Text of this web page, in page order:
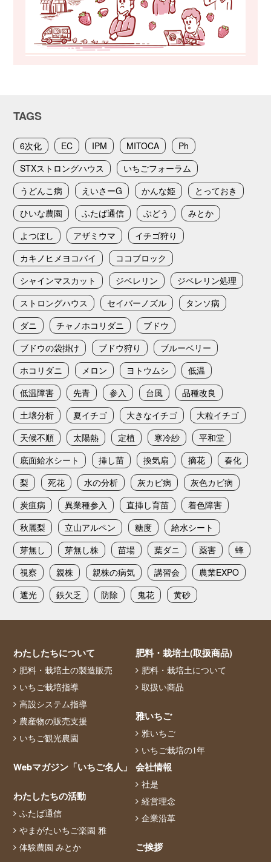
TAGS
6次化 EC IPM MITOCA
Ph
STXストロングハウス
いちごフォーラム
うどんこ病
えいさーG かんな姫
とっておき
ひいな農園
ふたば通信 ぶどう
みとか
よつぼし
アザミウマ
イチゴ狩り
カキノヒメヨコバイ
ココブロック
シャインマスカット
ジベレリン
ジベレリン処理
ストロングハウス
セイバーノズル
タンソ病
ダニ
チャノホコリダニ
ブドウ
ブドウの袋掛け
ブドウ狩り
ブルーベリー
ホコリダニ
メロン ヨトウムシ
低温
低温障害
先青 参入 台風
品種改良
土壌分析
夏イチゴ 大きなイチゴ
大粒イチゴ
天候不順
太陽熱 定植 寒冷紗
平和堂
底面給水シート
挿し苗 換気扇 摘花
春化
梨
死花 水の分析 灰カビ病
灰色カビ病
炭疽病
異業種参入 直挿し育苗
着色障害
秋麗梨
立山アルペン 糖度
給水シート
芽無し
芽無し株 苗場 葉ダニ 薬害
蜂
視察
親株 親株の病気 講習会
農業EXPO
遮光
鉄欠乏 防除 鬼花 黄砂
わたしたちについて
肥料・栽培土の製造販売
いちご栽培指導
高設システム指導
農産物の販売支援
いちご観光農園
肥料・栽培土(取扱商品)
肥料・栽培土について
取扱い商品
雅いちご
雅いちご
いちご栽培の1年
Webマガジン「いちご名人」
わたしたちの活動
ふたば通信
やまがたいちご楽園 雅
体験農園 みとか
会社情報
社是
経営理念
企業沿革
ご挨拶